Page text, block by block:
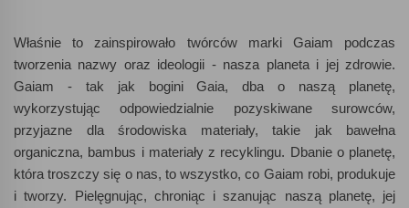
Właśnie to zainspirowało twórców marki Gaiam podczas
tworzenia nazwy oraz ideologii - nasza planeta i jej zdrowie.
Gaiam - tak jak bogini Gaia, dba o naszą planetę,
wykorzystując odpowiedzialnie pozyskiwane surowców,
przyjazne dla środowiska materiały, takie jak bawełna
organiczna, bambus i materiały z recyklingu. Dbanie o planetę,
która troszczy się o nas, to wszystko, co Gaiam robi, produkuje
i tworzy. Pielęgnując, chroniąc i szanując naszą planetę, jej